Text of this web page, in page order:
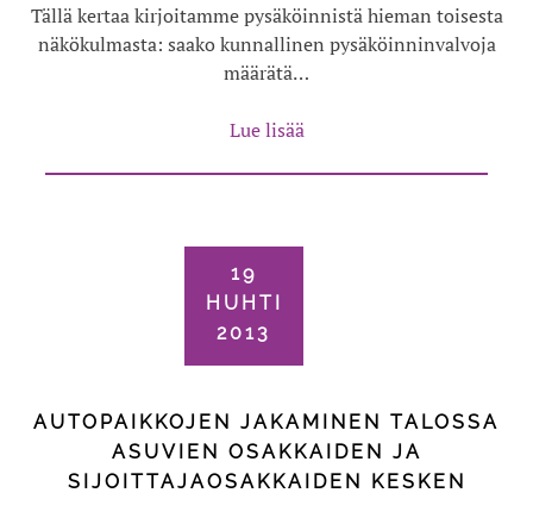
Tällä kertaa kirjoitamme pysäköinnistä hieman toisesta
näkökulmasta: saako kunnallinen pysäköinninvalvoja
määrätä…
Lue lisää
19
HUHTI
2013
AUTOPAIKKOJEN JAKAMINEN TALOSSA
ASUVIEN OSAKKAIDEN JA
SIJOITTAJAOSAKKAIDEN KESKEN